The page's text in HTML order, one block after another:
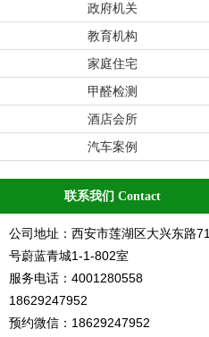
政府机关
教育机构
家庭住宅
甲醛检测
酒店会所
汽车案例
联系我们 Contact
公司地址：西安市莲湖区大兴东路71
号蔚蓝青城1-1-802室
服务电话：4001280558
18629247952
预约微信：18629247952